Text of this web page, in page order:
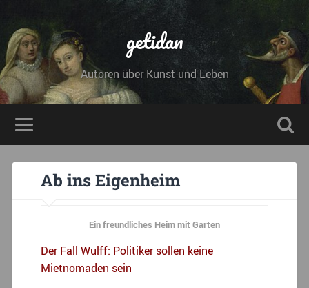
getidan
Autoren über Kunst und Leben
Ab ins Eigenheim
Ein freundliches Heim mit Garten
Der Fall Wulff: Politiker sollen keine
Mietnomaden sein